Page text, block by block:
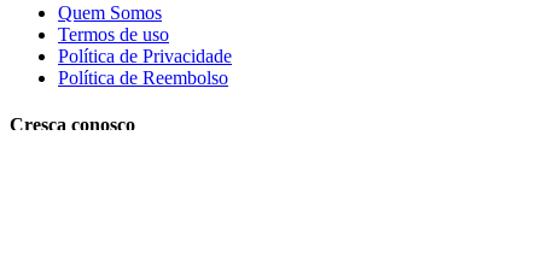
Quem Somos
Termos de uso
Política de Privacidade
Política de Reembolso
Cresça conosco